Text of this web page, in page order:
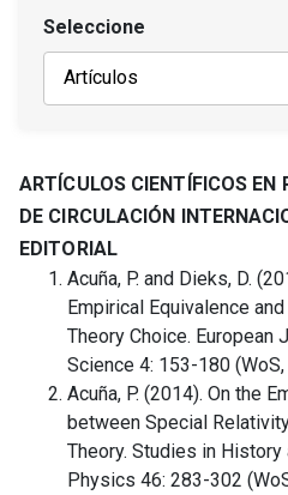
Seleccione
ARTÍCULOS CIENTÍFICOS EN
DE CIRCULACIÓN
EDITORIAL
Acuña, P. and Dieks, D.
Empirical Equivalence
Theory Choice.
Science 4: 153-180 (WoS,
Acuña, P. (2014). On the
between Special
Theory. Studies in
Physics 46: 283-302